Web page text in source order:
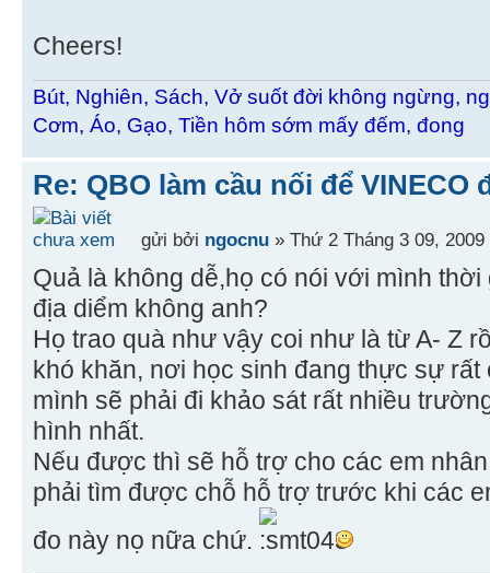
Cheers!
Bút, Nghiên, Sách, Vở suốt đời không ngừng,
Cơm, Áo, Gạo, Tiền hôm sớm mấy đếm, đong
Re: QBO làm cầu nối để VINECO
gửi bởi ngocnu » Thứ 2 Tháng 3 09, 2009
Quả là không dễ,họ có nói với mình
địa diểm không anh?
Họ trao quà như vậy coi như là từ A- Z
khó khăn, nơi học sinh đang thực sự rất
mình sẽ phải đi khảo sát rất nhiều
hình nhất.
Nếu được thì sẽ hỗ trợ cho các em
phải tìm được chỗ hỗ trợ trước khi các
đo này nọ nữa chứ.